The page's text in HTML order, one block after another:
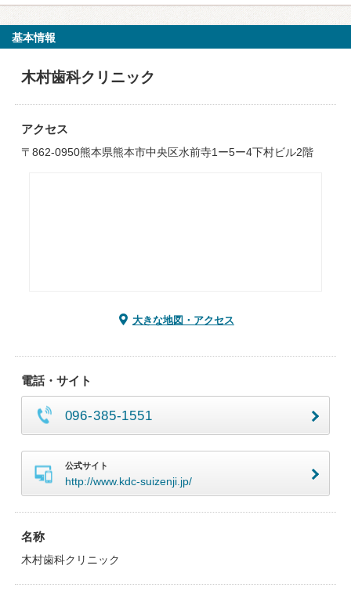
基本情報
木村歯科クリニック
アクセス
〒862-0950熊本県熊本市中央区水前寺1ー5ー4下村ビル2階
大きな地図・アクセス
電話・サイト
096-385-1551
公式サイト
http://www.kdc-suizenji.jp/
名称
木村歯科クリニック